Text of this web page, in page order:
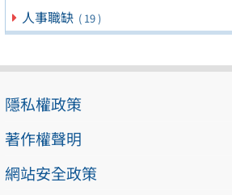
人事職缺 ( 19 )
隱私權政策
著作權聲明
網站安全政策